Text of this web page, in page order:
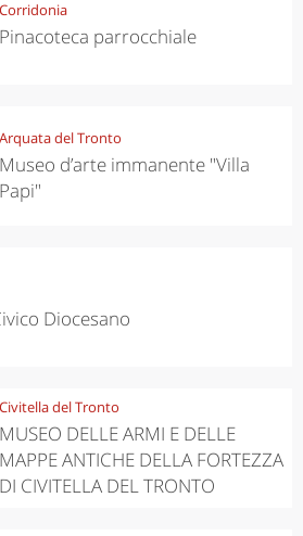
Corridonia
Pinacoteca parrocchiale
Arquata del Tronto
Museo d’arte immanente "Villa
Papi"
Diocesano
Civitella del Tronto
MUSEO DELLE ARMI E DELLE
MAPPE ANTICHE DELLA FORTEZZA
DI CIVITELLA DEL TRONTO